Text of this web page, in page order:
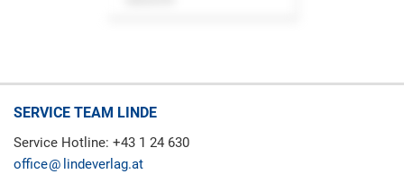
SERVICE TEAM LINDE
Service Hotline: +43 1 24 630
office
lindeverlag.at